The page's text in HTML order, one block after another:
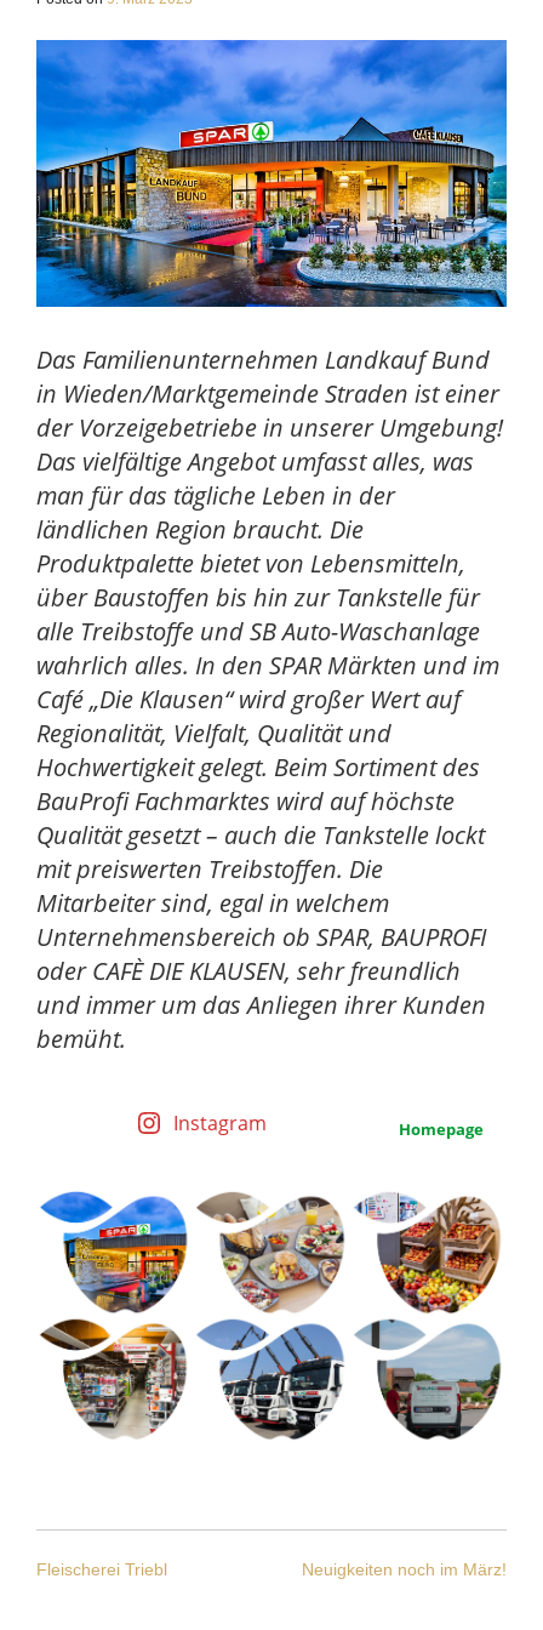
Das Familienunternehmen Landkauf Bund
in Wieden/Marktgemeinde Straden ist einer
der Vorzeigebetriebe in unserer Umgebung!
Das vielfältige Angebot umfasst alles, was
man für das tägliche Leben in der
ländlichen Region braucht. Die
Produktpalette bietet von Lebensmitteln,
über Baustoffen bis hin zur Tankstelle für
alle Treibstoffe und SB Auto-Waschanlage
wahrlich alles. In den SPAR Märkten und im
Café „Die Klausen“ wird großer Wert auf
Regionalität, Vielfalt, Qualität und
Hochwertigkeit gelegt. Beim Sortiment des
BauProfi Fachmarktes wird auf höchste
Qualität gesetzt – auch die Tankstelle lockt
mit preiswerten Treibstoffen. Die
Mitarbeiter sind, egal in welchem
Unternehmensbereich ob SPAR, BAUPROFI
oder CAFÈ DIE KLAUSEN, sehr freundlich
und immer um das Anliegen ihrer Kunden
bemüht.
Instagram Homepage
Fleischerei Triebl Neuigkeiten noch im März!